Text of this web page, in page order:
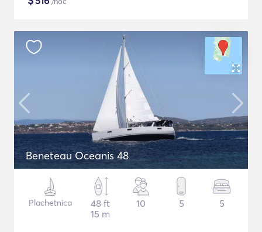
Beneteau Oceanis 48
Plachetnica
48 ft
15 m
10 5 5